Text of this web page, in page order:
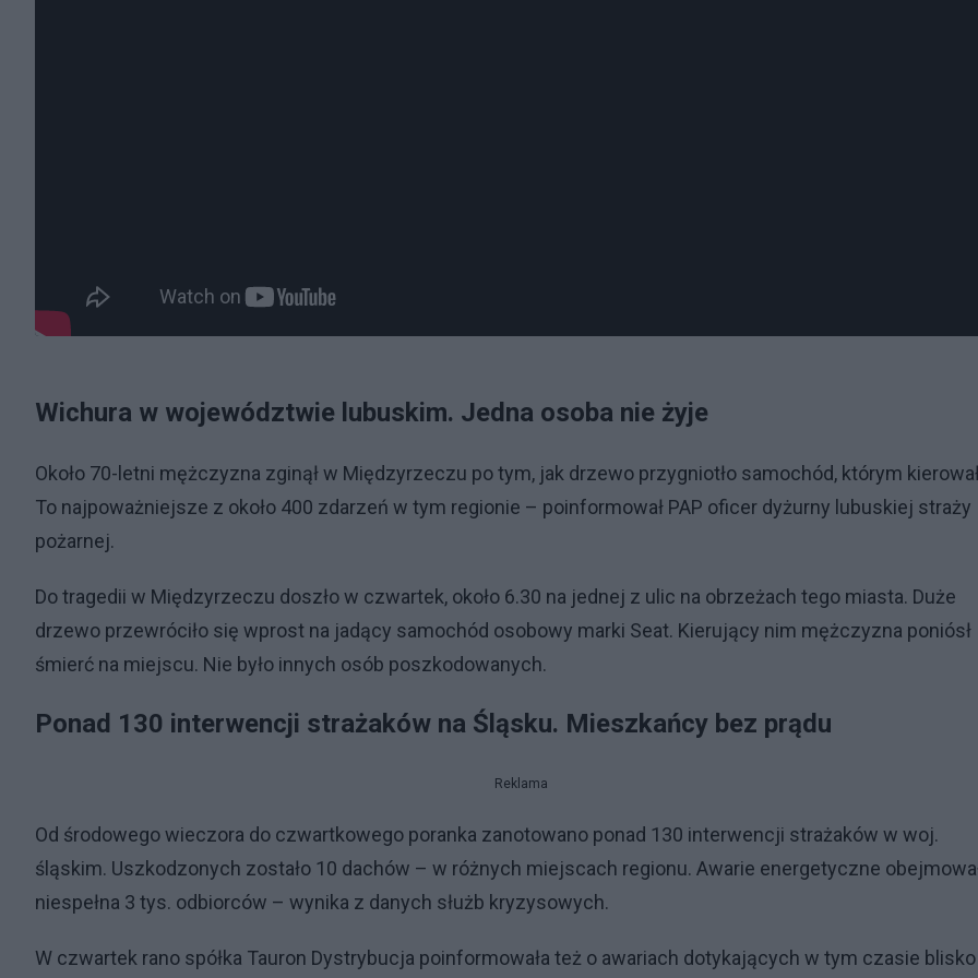
Wichura w województwie lubuskim. Jedna osoba nie żyje
Około 70-letni mężczyzna zginął w Międzyrzeczu po tym, jak drzewo przygniotło samochód, którym
To najpoważniejsze z około 400 zdarzeń w tym regionie – poinformował PAP oficer dyżurny lubuskiej straży
pożarnej.
Do tragedii w Międzyrzeczu doszło w czwartek, około 6.30 na jednej z ulic na obrzeżach tego miasta. Duże
drzewo przewróciło się wprost na jadący samochód osobowy marki Seat. Kierujący nim mężczyzna poniósł
śmierć na miejscu. Nie było innych osób poszkodowanych.
Ponad 130 interwencji strażaków na Śląsku. Mieszkańcy bez prądu
Reklama
Od środowego wieczora do czwartkowego poranka zanotowano ponad 130 interwencji strażaków w woj.
śląskim. Uszkodzonych zostało 10 dachów – w różnych miejscach regionu. Awarie energetyczne
niespełna 3 tys. odbiorców – wynika z danych służb kryzysowych.
W czwartek rano spółka Tauron Dystrybucja poinformowała też o awariach dotykających w tym czasie blisko